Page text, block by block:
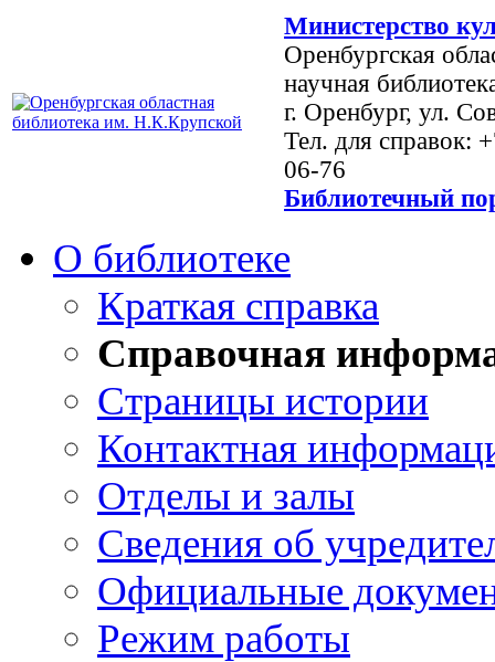
Министерство
Оренбургская
научная
г. Оренбург, ул.
Тел. для справок:
06-76
Библиотечный
О библиотеке
Краткая справка
Справочная
Страницы истории
Контактная
Отделы и залы
Сведения об
Официальные
Режим работы